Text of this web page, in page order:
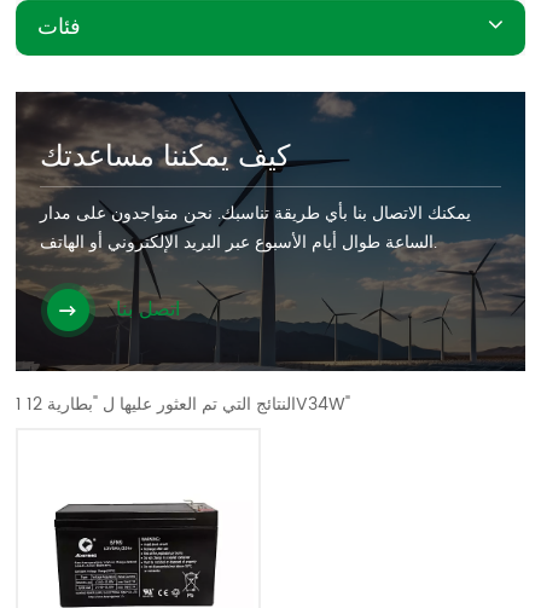
فئات
كيف يمكننا مساعدتك
يمكنك الاتصال بنا بأي طريقة تناسبك. نحن متواجدون على مدار
الساعة طوال أيام الأسبوع عبر البريد الإلكتروني أو الهاتف.
اتصل بنا
1 النتائج التي تم العثور عليها ل "بطارية 12V34W"